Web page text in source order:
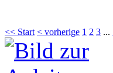
<< Start < vorherige 1 2 3 ...